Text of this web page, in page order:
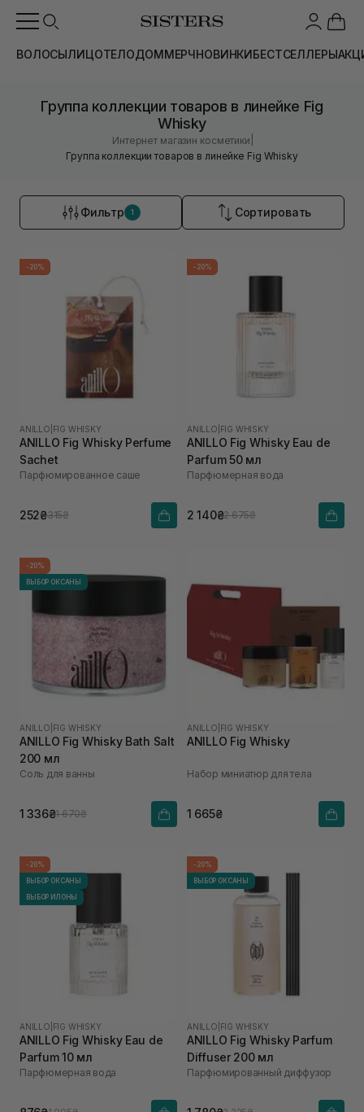
ВОЛОСЫЛИЦОТЕЛОДОММЕРЧНОВИНКИБЕСТСЕЛЛЕРЫ
Группа коллекции товаров в линейке Fig
Whisky
Интернет магазин косметики
Группа коллекции товаров в линейке Fig Whisky
Фильтр 1 Сортировать
-20%
ANILLO FIG WHISKY
ANILLO Fig Whisky Perfume
Sachet
Парфюмированное саше
252₴315₴
-20%
ANILLO FIG WHISKY
ANILLO Fig Whisky Eau de
Parfum 50 мл
Парфюмерная вода
2 140₴2 675₴
-20%
ВЫБОР ОКСАНЫ
ANILLO FIG WHISKY
ANILLO Fig Whisky Bath Salt
200 мл
Соль для ванны
1 336₴1 670₴
ANILLO FIG WHISKY
ANILLO Fig Whisky
Набор миниатюр для тела
1 665₴
-20%
ВЫБОР ОКСАНЫ
ВЫБОР ИЛОНЫ
ANILLO FIG WHISKY
ANILLO Fig Whisky Eau de
Parfum 10 мл
Парфюмерная вода
-20%
ВЫБОР ОКСАНЫ
ANILLO FIG WHISKY
ANILLO Fig Whisky Parfum
Diffuser 200 мл
Парфюмированный диффузор